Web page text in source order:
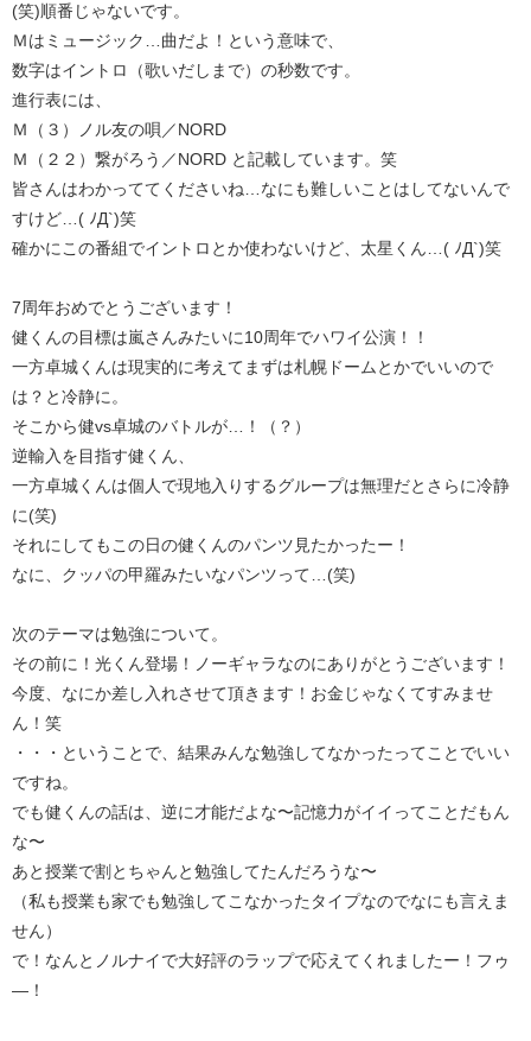
(笑)順番じゃないです。
Ｍはミュージック…曲だよ！という意味で、
数字はイントロ（歌いだしまで）の秒数です。
進行表には、
Ｍ（３）ノル友の唄／NORD
Ｍ（２２）繋がろう／NORD と記載しています。笑
皆さんはわかっててくださいね…なにも難しいことはしてないんで
すけど…( ﾉД`)笑
確かにこの番組でイントロとか使わないけど、太星くん…( ﾉД`)笑
7周年おめでとうございます！
健くんの目標は嵐さんみたいに10周年でハワイ公演！！
一方卓城くんは現実的に考えてまずは札幌ドームとかでいいので
は？と冷静に。
そこから健vs卓城のバトルが…！（？）
逆輸入を目指す健くん、
一方卓城くんは個人で現地入りするグループは無理だとさらに冷静
に(笑)
それにしてもこの日の健くんのパンツ見たかったー！
なに、クッパの甲羅みたいなパンツって…(笑)
次のテーマは勉強について。
その前に！光くん登場！ノーギャラなのにありがとうございます！
今度、なにか差し入れさせて頂きます！お金じゃなくてすみませ
ん！笑
・・・ということで、結果みんな勉強してなかったってことでいい
ですね。
でも健くんの話は、逆に才能だよな〜記憶力がイイってことだもん
な〜
あと授業で割とちゃんと勉強してたんだろうな〜
（私も授業も家でも勉強してこなかったタイプなのでなにも言えま
せん）
で！なんとノルナイで大好評のラップで応えてくれましたー！フゥ
—！